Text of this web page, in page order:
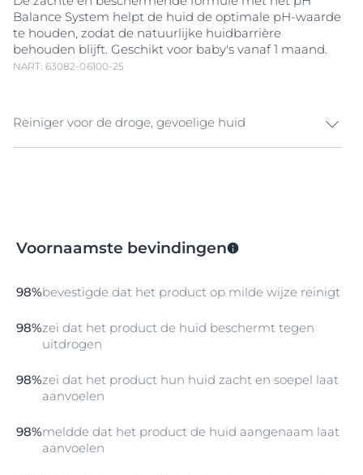
Balance System helpt de huid de optimale pH-waarde
te houden, zodat de natuurlijke huidbarrière
behouden blijft. Geschikt voor baby's vanaf 1 maand.
NART: 63082-06100-25
Reiniger voor de droge, gevoelige huid
De pH5 Waslotion, metDexpanthenol
het microbioom van de huid door het natuurlijke
evenwicht ervan niet te beïnvloeden.
De huid wordt op milde wijze gereinigd en de pH-
waarde wordt gerespecteerd. De huid voelt zacht en
voelt weer comfortabel.
Voornaamste bevindingen
98%bevestigde dat het product op milde wijze reinigt
98%zei dat het product de huid beschermt tegen
uitdrogen
98%zei dat het product hun huid zacht en soepel laat
aanvoelen
98%meldde dat het product de huid aangenaam laat
aanvoelen